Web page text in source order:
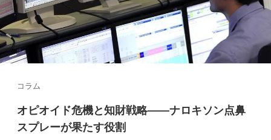
コラム
オピオイド危機と知財戦略――ナロキソン点鼻
スプレーが果たす役割